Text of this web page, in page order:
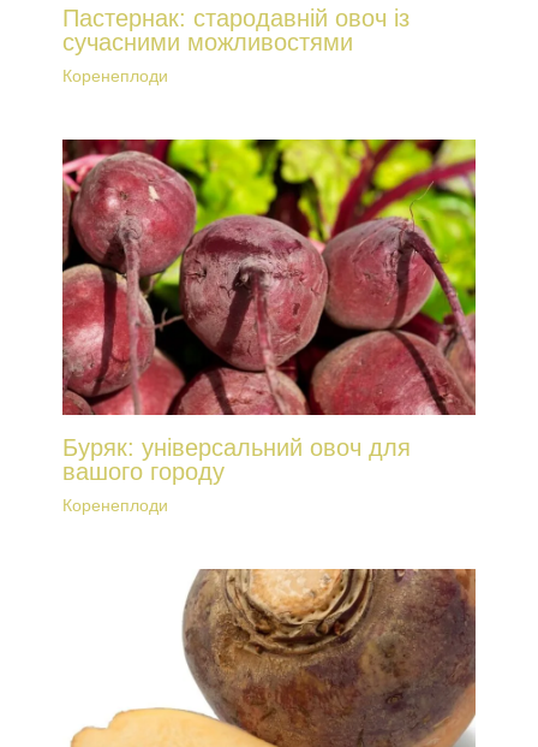
Пастернак: стародавній овоч із
сучасними можливостями
Коренеплоди
Буряк: універсальний овоч для
вашого городу
Коренеплоди